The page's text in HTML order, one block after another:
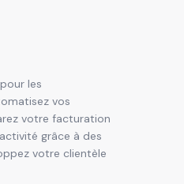
les
vos
votre facturation
grâce à des
votre clientèle